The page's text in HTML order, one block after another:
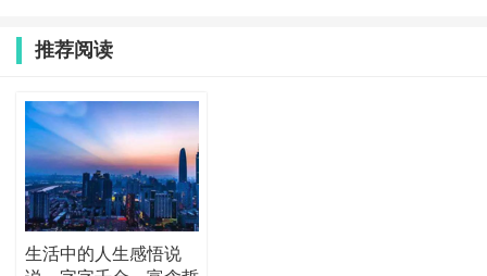
推荐阅读
生活中的人生感悟说